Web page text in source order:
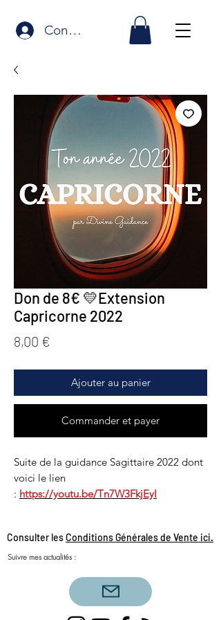
Connexion
Don de 8€ 💛Extension
Capricorne 2022
8,00 €
Ajouter au panier
Commander et payer
Suite de la guidance Sagittaire 2022 dont
voici le lien
: https://youtu.be/Tn7W3FkjEyI
Consulter lesConditions Générales de Vente ici.
Suivre mes actualités :